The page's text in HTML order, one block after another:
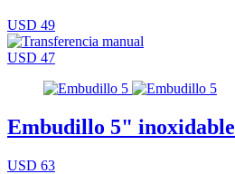
USD 49
USD 47
Embudillo 5" inoxidable
USD 63